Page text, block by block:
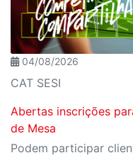
04/08/2026
CAT SESI
Abertas inscrições
de Mesa